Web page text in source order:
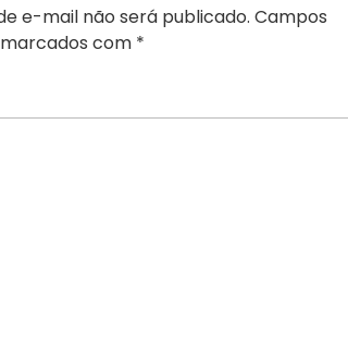
e-mail não será publicado. Campos
com *